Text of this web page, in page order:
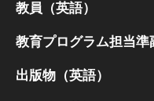
教員（英語）
教育プログラム担当
出版物（英語）